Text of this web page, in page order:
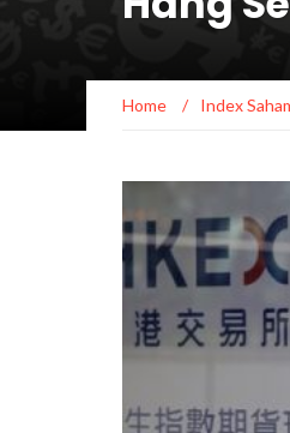
Home / Index